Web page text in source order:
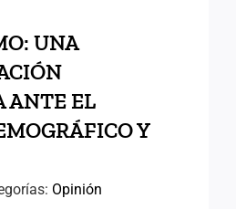
UNA
ANTE EL
Y
Opinión